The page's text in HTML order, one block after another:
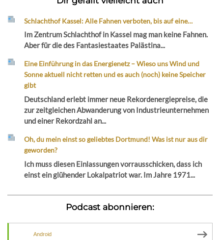
Schlachthof Kassel: Alle Fahnen verboten, bis auf eine…
Im Zentrum Schlachthof in Kassel mag man keine Fahnen.
Aber für die des Fantasiestaates Palästina...
Eine Einführung in das Energienetz – Wieso uns Wind und
Sonne aktuell nicht retten und es auch (noch) keine Speicher
gibt
Deutschland erlebt immer neue Rekordenergiepreise, die
zur zeitgleichen Abwanderung von Industrieunternehmen
und einer Rekordzahl an...
Oh, du mein einst so geliebtes Dortmund! Was ist nur aus dir
geworden?
Ich muss diesen Einlassungen vorrausschicken, dass ich
einst ein glühender Lokalpatriot war. Im Jahre 1971...
Podcast abonnieren:
Android